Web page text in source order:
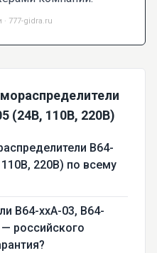
777-gidra.ru
(24В, 110В, 220В)
В64-
220В) по всему
В64-xxA-03, В64-
российского